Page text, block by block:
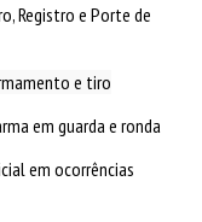
Registro e Porte de
e tiro
em guarda e ronda
em ocorrências